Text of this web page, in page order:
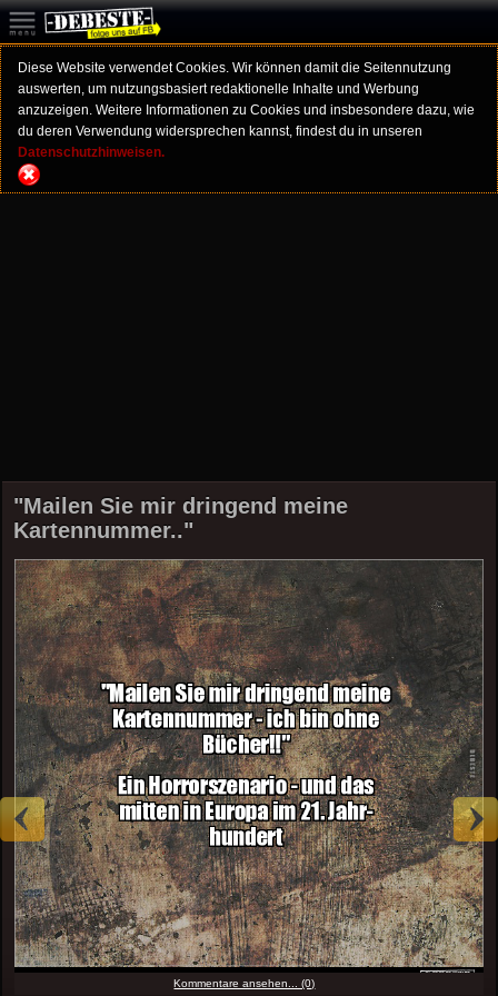
Diese Website verwendet Cookies. Wir können damit die Seitennutzung
auswerten, um nutzungsbasiert redaktionelle Inhalte und Werbung
anzuzeigen. Weitere Informationen zu Cookies und insbesondere dazu, wie
du deren Verwendung widersprechen kannst, findest du in unseren
Datenschutzhinweisen.
"Mailen Sie mir dringend meine
Kartennummer.."
Kommentare ansehen... (0)